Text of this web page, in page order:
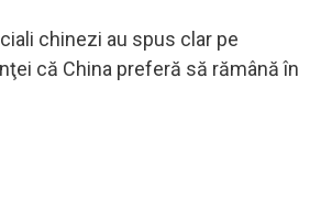
chinezi au spus clar pe
că China preferă să rămână în